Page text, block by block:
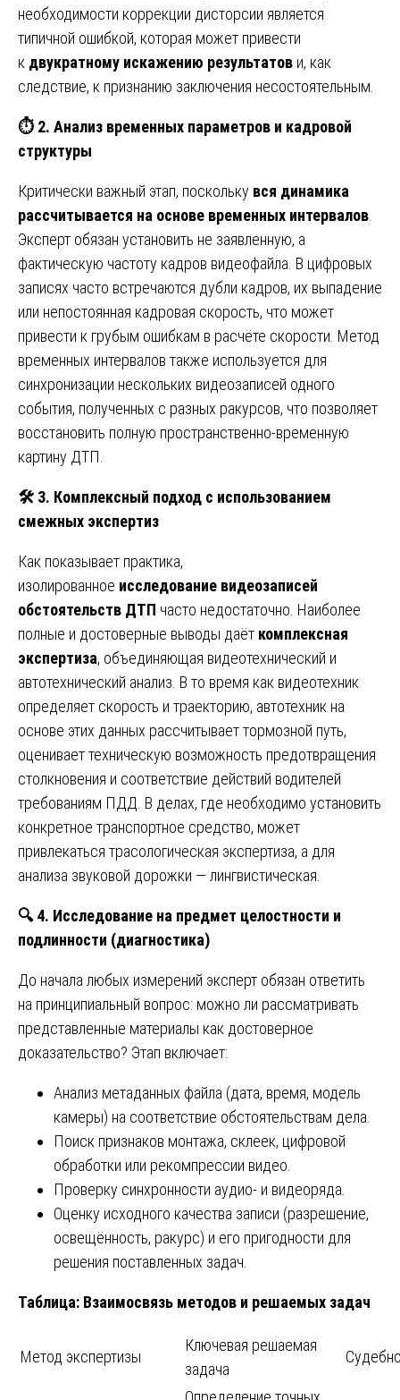
необходимости коррекции дисторсии является
типичной ошибкой, которая может привести
к двукратному искажению результатов и, как
следствие, к признанию заключения несостоятельным.
⏱️ 2. Анализ временных параметров и кадровой
структуры
Критически важный этап, поскольку вся динамика
рассчитывается на основе временных интервалов
Эксперт обязан установить не заявленную, а
фактическую частоту кадров видеофайла. В цифровых
записях часто встречаются дубли кадров, их выпадение
или непостоянная кадровая скорость, что может
привести к грубым ошибкам в расчёте скорости. Метод
временных интервалов также используется для
синхронизации нескольких видеозаписей одного
события, полученных с разных ракурсов, что позволяет
восстановить полную пространственно-временную
картину ДТП.
🛠 ️ 3. Комплексный подход с использованием
смежных экспертиз
Как показывает практика,
изолированное исследование видеозаписей
обстоятельств ДТП часто недостаточно. Наиболее
полные и достоверные выводы даёт комплексная
экспертиза, объединяющая видеотехнический и
автотехнический анализ. В то время как видеотехник
определяет скорость и траекторию, автотехник на
основе этих данных рассчитывает тормозной путь,
оценивает техническую возможность предотвращения
столкновения и соответствие действий водителей
требованиям ПДД. В делах, где необходимо установить
конкретное транспортное средство, может
привлекаться трасологическая экспертиза, а для
анализа звуковой дорожки — лингвистическая.
🔍4. Исследование на предмет целостности и
подлинности (диагностика)
До начала любых измерений эксперт обязан ответить
на принципиальный вопрос: можно ли рассматривать
представленные материалы как достоверное
доказательство? Этап включает:
Анализ метаданных файла (дата, время, модель
камеры) на соответствие обстоятельствам дела.
Поиск признаков монтажа, склеек, цифровой
обработки или рекомпрессии видео.
Проверку синхронности аудио- и видеоряда.
Оценку исходного качества записи (разрешение,
освещённость, ракурс) и его пригодности для
решения поставленных задач.
Таблица: Взаимосвязь методов и решаемых задач
Метод экспертизы
Ключевая решаемая
задача